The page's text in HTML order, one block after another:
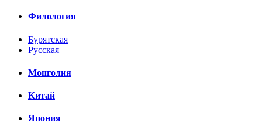
Филология
Бурятская
Русская
Монголия
Китай
Япония